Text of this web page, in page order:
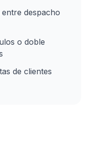
despacho
o doble
de clientes